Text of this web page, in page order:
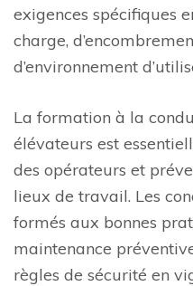
exigences spécifiques
charge,
d’environnement
La formation à la
élévateurs est
des opérateurs et
lieux de travail. Les
formés aux bonnes
maintenance
règles de sécurité en